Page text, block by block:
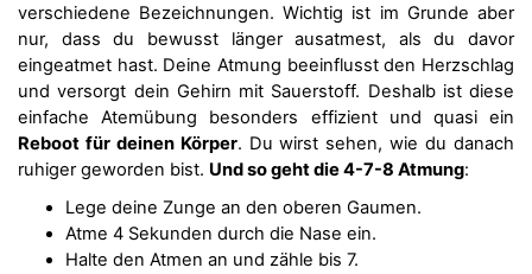
verschiedene Bezeichnungen. Wichtig ist im Grunde aber
nur, dass du bewusst länger ausatmest, als du davor
eingeatmet hast. Deine Atmung beeinflusst den Herzschlag
und versorgt dein Gehirn mit Sauerstoff. Deshalb ist diese
einfache Atemübung besonders effizient und quasi ein
Reboot für deinen Körper. Du wirst sehen, wie du danach
ruhiger geworden bist. Und so geht die 4-7-8 Atmung:
Lege deine Zunge an den oberen Gaumen.
Atme 4 Sekunden durch die Nase ein.
Halte den Atmen an und zähle bis 7.